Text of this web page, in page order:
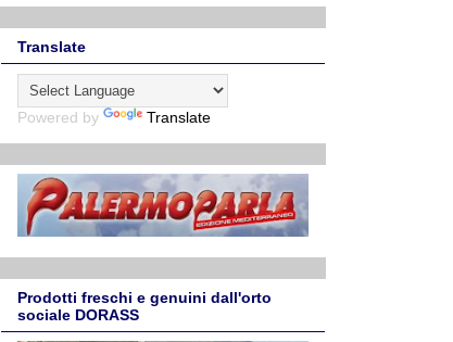
Translate
Powered by Translate
Prodotti freschi e genuini dall'orto
sociale DORASS